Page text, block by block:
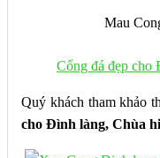
Mau
Cổng đá đẹp cho
Quý khách tham khảo
cho Đình làng, Chùa